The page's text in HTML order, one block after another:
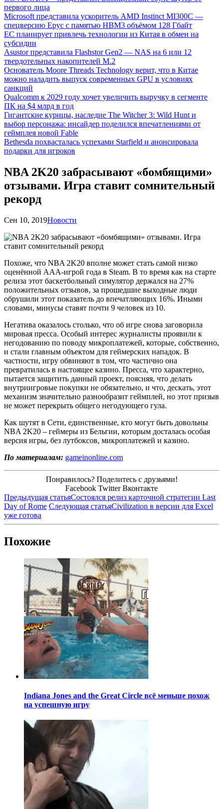
первого лица
Microsoft представила ускоритель AMD Instinct MI300C —
спецверсию Epyc с памятью HBM3 объёмом 128 Гбайт
ЕС планирует привлечь технологии из Китая в обмен на
субсидии
Asustor представила Flashstor Gen2 — NAS на 6 или 12
твердотельных накопителей M.2
Основатель Moore Threads Technology верит, что в Китае
можно наладить выпуск современных GPU в условиях
санкций
Qualcomm к 2029 году хочет увеличить выручку в сегменте
ПК на $4 млрд в год
Гигантские курицы, наследие The Witcher 3: Wild Hunt и
выбор персонажа: инсайдер поделился впечатлениями от
геймплея новой Fable
Bethesda похвасталась успехами Starfield и анонсировала
подарки для игроков
NBA 2K20 забрасывают «бомбящими»
отзывами. Игра ставит сомнительный
рекорд
Сен 10, 2019Новости
Похоже, что NBA 2K20 вполне может стать самой низко
оценённой ААА-игрой года в Steam. В то время как на старте
релиза этот баскетбольный симулятор держался на 27%
положительных отзывов, за прошедшие выходные люди
обрушили этот показатель до впечатляющих 16%. Иными
словами, минусы ставят почти 9 человек из 10.
Негатива оказалось столько, что об игре снова заговорила
мировая пресса. Особый интерес журналисты проявили к
негодованию по поводу микроплатежей, которые, собственно,
и стали главным объектом для геймерских нападок. В
частности, игру обвиняют в том, что частично она
превратилась в настоящее казино. Пресса, что характерно,
пытается защитить данный проект, поясняя, что делать
внутриигровые покупки не обязательно, и что, дескать, этот
механизм значительно разнообразит геймплей, но этот призыв
не может перекрыть общего негодующего гула.
Как шутят в Сети, единственные, кто могут быть довольны
NBA 2K20 – геймеры из Бельгии, которым досталась особая
версия игры, без лутбоксов, микроплатежей и казино.
По материалам: gameinonline.com
Понравилось? Поделитесь с друзьями!
Facebook Twitter Вконтакте
Предыдущая статьяСостоялся релиз карточной стратегии Last
Day of Rome Следующая статьяCivilization в версии для Excel
уже готова
Похожие
Indiana Jones and the Great Circle всё меньше похож
на успешную игру